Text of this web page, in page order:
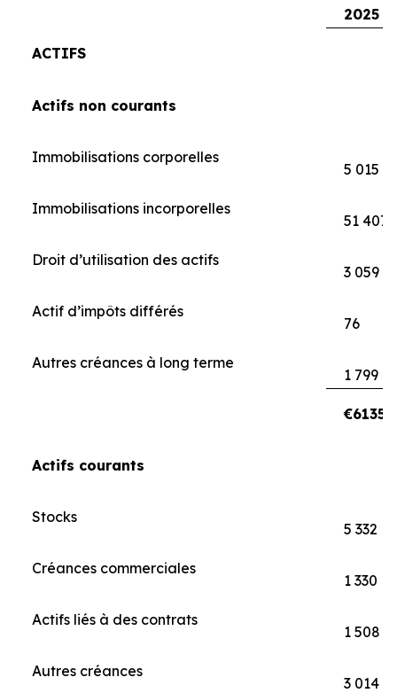
2025
ACTIFS
Actifs non courants
Immobilisations corporelles
5 015
Immobilisations incorporelles
51 407
Droit d’utilisation des actifs
3 059
Actif d’impôts différés
76
Autres créances à long terme
1 799
€61356
Actifs courants
Stocks
5 332
Créances commerciales
1 330
Actifs liés à des contrats
1 508
Autres créances
3 014